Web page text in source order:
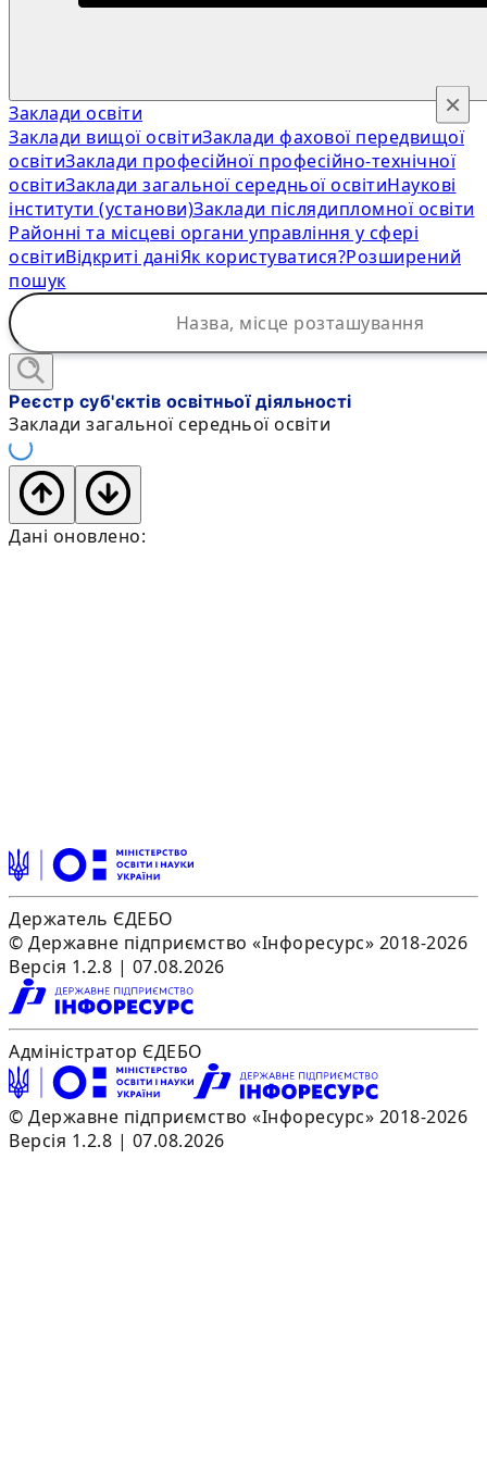
Заклади освіти
Заклади вищої освітиЗаклади фахової передвищої
освітиЗаклади професійної професійно-технічної
освітиЗаклади загальної середньої освітиНаукові
інститути (установи)Заклади післядипломної освіти
Районні та місцеві органи управління у сфері
освітиВідкриті даніЯк користуватися?Розширений
пошук
×
Реєстр суб'єктів освітньої діяльності
Заклади загальної середньої освіти
Дані оновлено:
Держатель ЄДЕБО
© Державне підприємство «Інфоресурс» 2018-2026
Версія 1.2.8 | 07.08.2026
Адміністратор ЄДЕБО
© Державне підприємство «Інфоресурс» 2018-2026
Версія 1.2.8 | 07.08.2026